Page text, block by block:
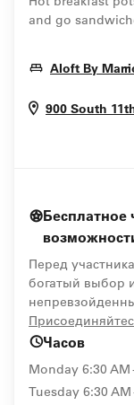
and go
Aloft By
900 South
Бесплатное
Перед
богатый выбор
Часов
Monday 6:30 AM
Tuesday 6:30 AM